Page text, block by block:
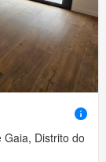
Distrito do